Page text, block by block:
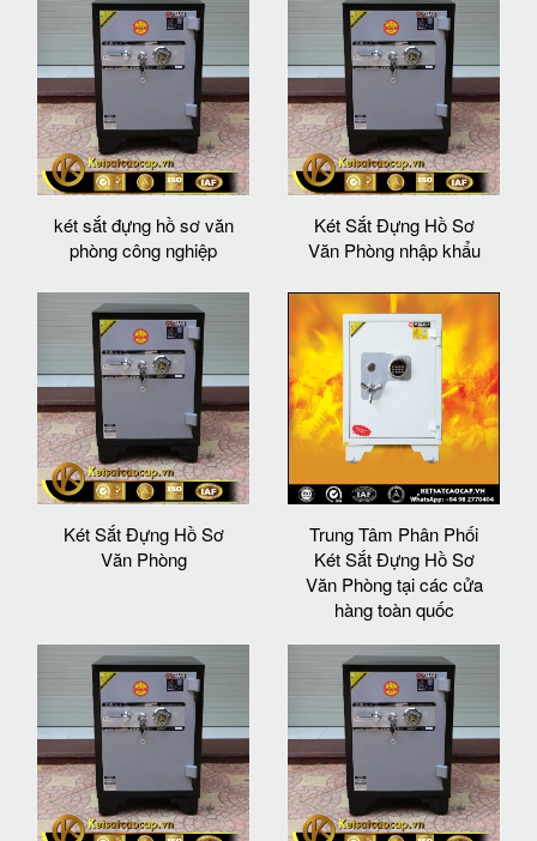
két sắt đựng hồ sơ văn
phòng công nghiệp
Két Sắt Đựng Hồ Sơ
Văn Phòng nhập khẩu
Két Sắt Đựng Hồ Sơ
Văn Phòng
Trung Tâm Phân Phối
Két Sắt Đựng Hồ Sơ
Văn Phòng tại các cửa
hàng toàn quốc